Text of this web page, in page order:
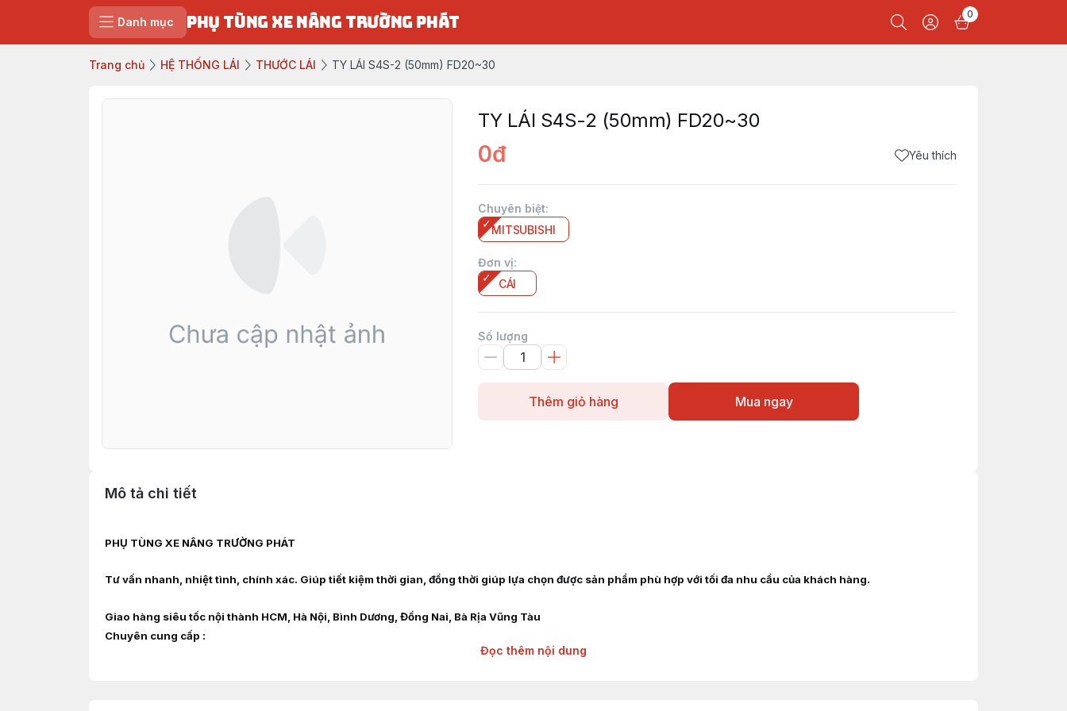
Danh mục PHỤ TÙNG XE NÂNG TRƯỜNG PHÁT 0
Trang chủ HỆ THỐNG LÁI THƯỚC LÁI TY LÁI S4S-2 (50mm) FD20~30
TY LÁI S4S-2 (50mm) FD20~30
0đ Yêu thích
Chuyên biệt:
MITSUBISHI
Đơn vị:
CÁI
Số lượng
Thêm giỏ hàng Mua ngay
Mô tả chi tiết
PHỤ TÙNG XE NÂNG TRƯỜNG PHÁT
Tư vấn nhanh, nhiệt tình, chính xác. Giúp tiết kiệm thời gian, đồng thời giúp lựa chọn được sản phẩm phù hợp với tối đa nhu cầu của khách hàng.
Giao hàng siêu tốc nội thành HCM, Hà Nội, Bình Dương, Đồng Nai, Bà Rịa Vũng Tàu
Chuyên cung cấp :
Đọc thêm nội dung